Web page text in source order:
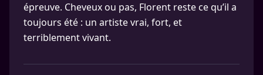
épreuve. Cheveux ou pas, Florent reste ce qu’il a
toujours été : un artiste vrai, fort, et
terriblement vivant.